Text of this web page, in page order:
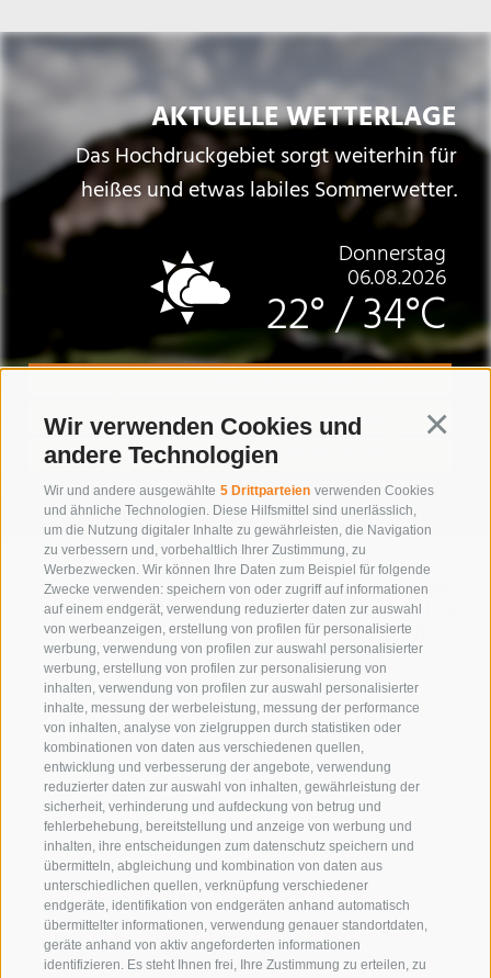
Wir verwenden Cookies und
andere Technologien
Wir und andere ausgewählte 5 Drittparteien verwenden Cookies
und ähnliche Technologien. Diese Hilfsmittel sind unerlässlich,
um die Nutzung digitaler Inhalte zu gewährleisten, die Navigation
zu verbessern und, vorbehaltlich Ihrer Zustimmung, zu
Werbezwecken. Wir können Ihre Daten zum Beispiel für folgende
Zwecke verwenden: speichern von oder zugriff auf informationen
auf einem endgerät, verwendung reduzierter daten zur auswahl
von werbeanzeigen, erstellung von profilen für personalisierte
werbung, verwendung von profilen zur auswahl personalisierter
werbung, erstellung von profilen zur personalisierung von
inhalten, verwendung von profilen zur auswahl personalisierter
inhalte, messung der werbeleistung, messung der performance
von inhalten, analyse von zielgruppen durch statistiken oder
kombinationen von daten aus verschiedenen quellen,
entwicklung und verbesserung der angebote, verwendung
reduzierter daten zur auswahl von inhalten, gewährleistung der
sicherheit, verhinderung und aufdeckung von betrug und
fehlerbehebung, bereitstellung und anzeige von werbung und
inhalten, ihre entscheidungen zum datenschutz speichern und
übermitteln, abgleichung und kombination von daten aus
unterschiedlichen quellen, verknüpfung verschiedener
endgeräte, identifikation von endgeräten anhand automatisch
übermittelter informationen, verwendung genauer standortdaten,
geräte anhand von aktiv angeforderten informationen
identifizieren. Es steht Ihnen frei, Ihre Zustimmung zu erteilen, zu
AKTUELLE WETTERLAGE
Das Hochdruckgebiet sorgt weiterhin für
heißes und etwas labiles Sommerwetter.
Donnerstag
06.08.2026
22°/34°C
LIVE-CAMS VON SCHENNA
WETTERSTATION
SÜDTIROL CLASSIC CLUB
ERZHERZOG-JOHANN-PLATZ 1/D
39017SCHENNA
SÜDTIROL
SIE ERREICHEN UNS UNTER:+39 0473 945669
E-MAIL:INFO@SUEDTIROLCLASSIC.COM